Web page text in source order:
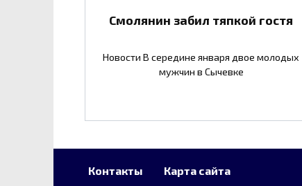
Смолянин забил тяпкой гостя
Новости В середине января двое молодых
мужчин в Сычевке
Контакты Карта сайта